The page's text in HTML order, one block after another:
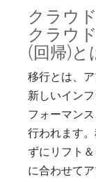
クラウ
クラウ
(回帰)と
移行とは、
新しいイン
フォーマン
行われます
ずにリフト
に合わせて